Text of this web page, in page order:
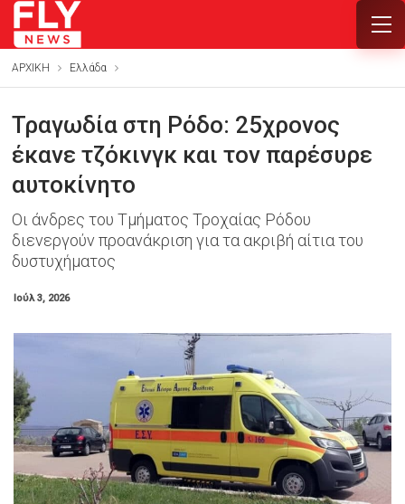
ΑΡΧΙΚΗ Ελλάδα
Τραγωδία στη Ρόδο: 25χρονος
έκανε τζόκινγκ και τον παρέσυρε
αυτοκίνητο
Οι άνδρες του Τμήματος Τροχαίας Ρόδου
διενεργούν προανάκριση για τα ακριβή αίτια του
δυστυχήματος
Ιούλ 3, 2026